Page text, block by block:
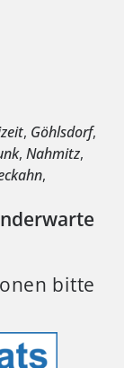
, Göhlsdorf,
, Nahmitz,
,
bitte